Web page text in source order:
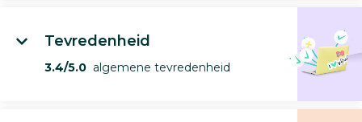
Tevredenheid
3.4/5.0 algemene tevredenheid